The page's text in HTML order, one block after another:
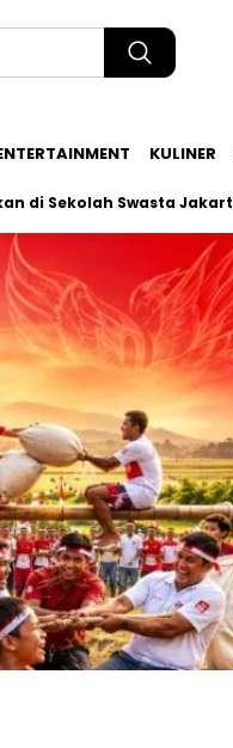
KULINER
Swasta Jakarta Selatan